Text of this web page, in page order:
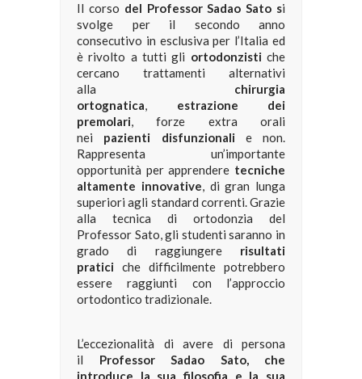
Il corso del Professor Sadao Sato si
svolge per il secondo anno
consecutivo in esclusiva per l’Italia ed
è rivolto a tutti gli ortodonzistiche
cercano trattamenti alternativi
alla chirurgia
ortognatica, estrazione dei
premolari, forze extra orali
nei pazienti disfunzionalie non.
Rappresenta un’importante
opportunità per apprendere tecniche
altamente innovative, di gran lunga
superiori agli standard correnti. Grazie
alla tecnica di ortodonzia del
Professor Sato, gli studenti saranno in
grado di raggiungere risultati
pratici che difficilmente potrebbero
essere raggiunti con l’approccio
ortodontico tradizionale.
L’eccezionalità di avere di persona
il Professor Sadao Sato, che
introduce la sua filosofia e la sua